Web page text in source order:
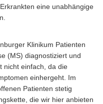
eine unabhängige
Klinikum Patienten
(MS) diagnostiziert und
nicht einfach, da die
einhergeht. Im
Patienten stetig
die wir hier anbieten